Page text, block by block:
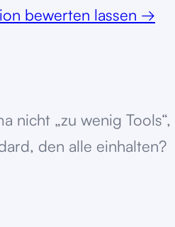
bewerten lassen →
nicht „zu wenig
den alle einhalten?